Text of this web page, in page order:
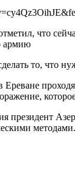
что
армию
то, что
президент
методами.